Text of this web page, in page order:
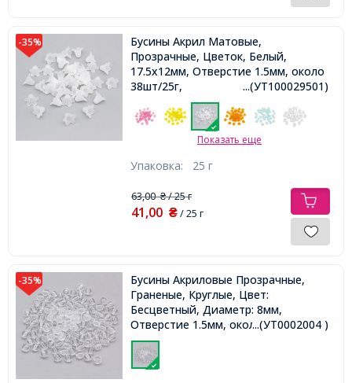
-35%
Бусины Акрил Матовые,
Прозрачные, Цветок, Белый,
17.5х12мм, Отверстие 1.5мм, около
38шт/25г,
...(УТ100029501)
Показать еще
Упаковка: 25 г
63,00₴/ 25 г
41,00 ₴/ 25 г
-35%
Бусины Акриловые Прозрачные,
Граненые, Круглые, Цвет:
Бесцветный, Диаметр: 8мм,
Отверстие 1.5мм, около 160шт/50г, ...(УТ0002004 )